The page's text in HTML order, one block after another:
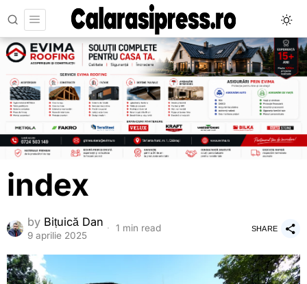
index
by Bițuică Dan
9 aprilie 2025
1 min read SHARE